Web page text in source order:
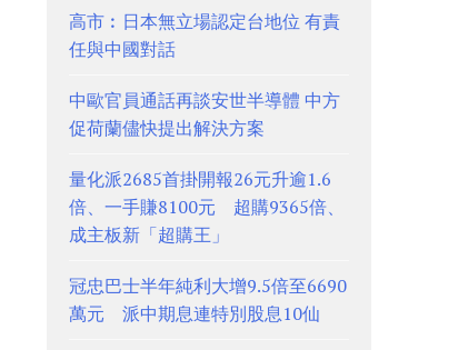
高市︰日本無立場認定台地位 有責
任與中國對話
中歐官員通話再談安世半導體 中方
促荷蘭儘快提出解決方案
量化派2685首掛開報26元升逾1.6
倍、一手賺8100元 超購9365倍、
成主板新「超購王」
冠忠巴士半年純利大增9.5倍至6690
萬元 派中期息連特別股息10仙